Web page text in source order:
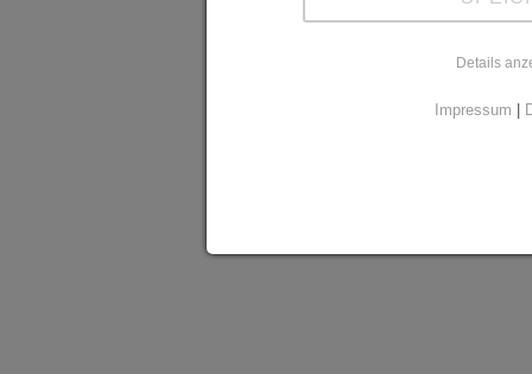
Details
Impressum